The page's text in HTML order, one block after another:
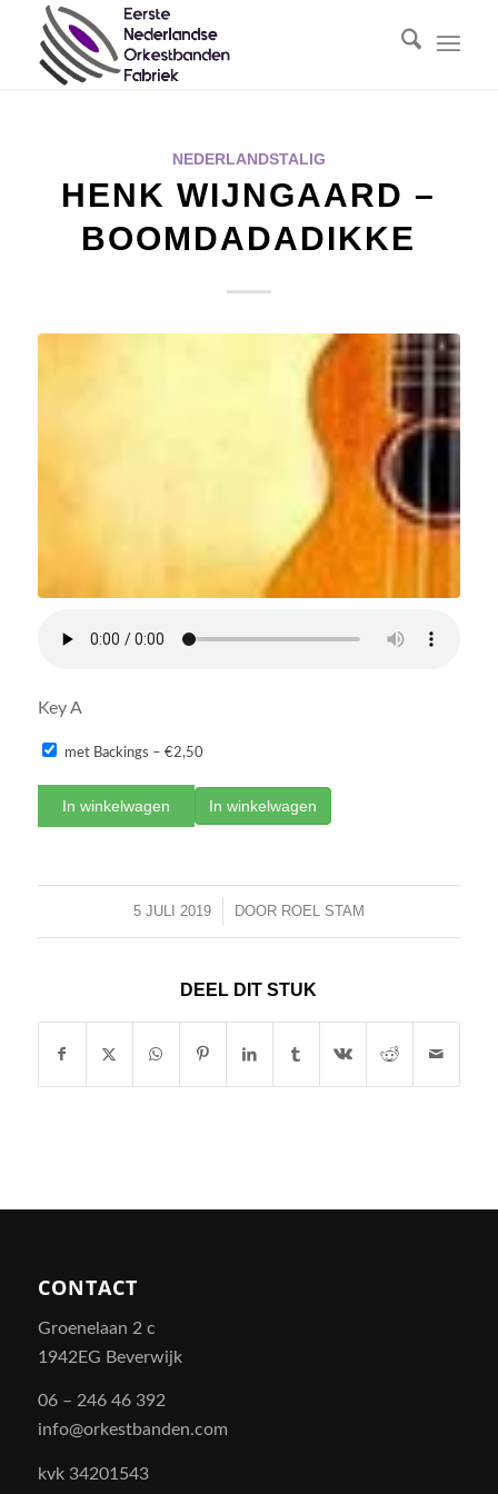
NEDERLANDSTALIG
HENK WIJNGAARD –
BOOMDADADIKKE
Key A
met Backings – €2,50
In winkelwagen
5 JULI 2019
/ DOOR ROEL STAM
DEEL DIT STUK
CONTACT
Groenelaan 2 c
1942EG Beverwijk
06 – 246 46 392
info@orkestbanden.com
kvk 34201543